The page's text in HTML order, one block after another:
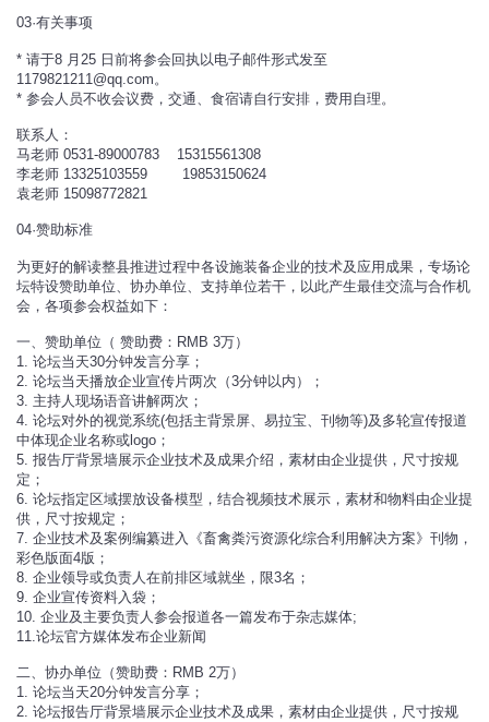
03·有关事项
* 请于8 月25 日前将参会回执以电子邮件形式发至
1179821211@qq.com。
* 参会人员不收会议费，交通、食宿请自行安排，费用自理。
联系人：
马老师 0531-89000783 15315561308
李老师 13325103559 19853150624
袁老师 15098772821
04·赞助标准
为更好的解读整县推进过程中各设施装备企业的技术及应用成果，专场论
坛特设赞助单位、协办单位、支持单位若干，以此产生最佳交流与合作机
会，各项参会权益如下：
一、赞助单位（ 赞助费：RMB 3万）
1. 论坛当天30分钟发言分享；
2. 论坛当天播放企业宣传片两次（3分钟以内）；
3. 主持人现场语音讲解两次；
4. 论坛对外的视觉系统(包括主背景屏、易拉宝、刊物等)及多轮宣传报道
中体现企业名称或logo；
5. 报告厅背景墙展示企业技术及成果介绍，素材由企业提供，尺寸按规
定；
6. 论坛指定区域摆放设备模型，结合视频技术展示，素材和物料由企业提
供，尺寸按规定；
7. 企业技术及案例编纂进入《畜禽粪污资源化综合利用解决方案》刊物，
彩色版面4版；
8. 企业领导或负责人在前排区域就坐，限3名；
9. 企业宣传资料入袋；
10. 企业及主要负责人参会报道各一篇发布于杂志媒体;
11.论坛官方媒体发布企业新闻
二、协办单位（赞助费：RMB 2万）
1. 论坛当天20分钟发言分享；
2. 论坛报告厅背景墙展示企业技术及成果，素材由企业提供，尺寸按规